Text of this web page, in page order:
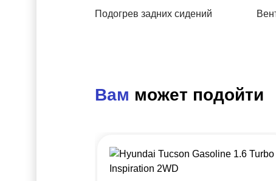
Подогрев задних сидений
Вам может подойти